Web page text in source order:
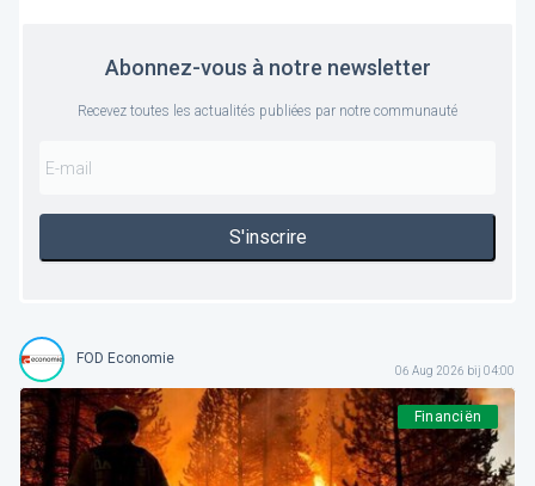
Abonnez-vous à notre newsletter
Recevez toutes les actualités publiées par notre communauté
S'inscrire
FOD Economie
06 Aug 2026 bij 04:00
Financiën